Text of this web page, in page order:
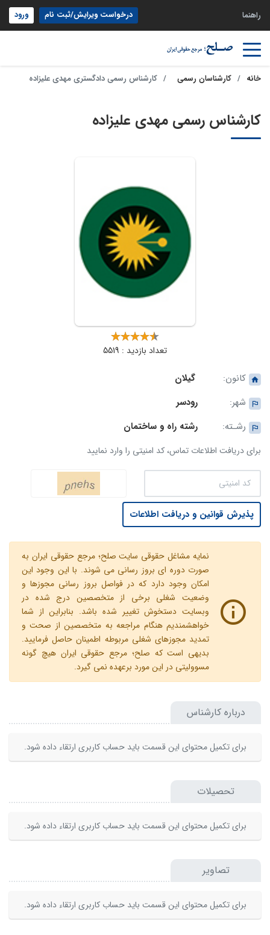
راهنما درخواست ویرایش/ثبت نام ورود
خانه کارشناسان رسمی کارشناس رسمی دادگستری مهدی علیزاده
کارشناس رسمی مهدی علیزاده
تعداد بازدید : 5519
کانون:
گیلان
شهر:
رودسر
رشـته:
رشته راه و ساختمان
برای دریافت اطلاعات تماس، کد امنیتی را وارد نمایید
پذیرش قوانین و دریافت اطلاعات
نمایه مشاغل حقوقی سایت صلح؛ مرجع حقوقی ایران به
صورت دوره ای بروز رسانی می شوند. با این وجود این
امکان وجود دارد که در فواصل بروز رسانی مجوزها و
وضعیت شغلی برخی از متخصصین درج شده در
وبسایت دستخوش تغییر شده باشد. بنابراین از شما
خواهشمندیم هنگام مراجعه به متخصصین از صحت و
تمدید مجوزهای شغلی مربوطه اطمینان حاصل فرمایید.
بدیهی است که صلح؛ مرجع حقوقی ایران هیچ گونه
مسوولیتی در این مورد برعهده نمی گیرد.
درباره کارشناس
برای تکمیل محتوای این قسمت باید حساب کاربری ارتقاء داده شود.
تحصیلات
برای تکمیل محتوای این قسمت باید حساب کاربری ارتقاء داده شود.
تصاویر
برای تکمیل محتوای این قسمت باید حساب کاربری ارتقاء داده شود.